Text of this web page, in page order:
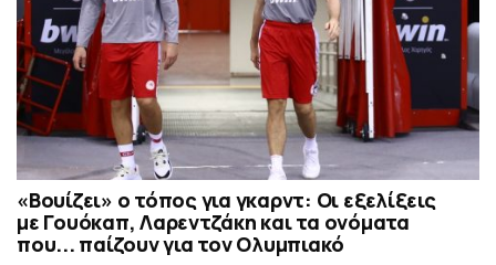
«Βουίζει» ο τόπος για γκαρντ: Οι εξελίξεις
με Γουόκαπ, Λαρεντζάκη και τα ονόματα
που... παίζουν για τον Ολυμπιακό